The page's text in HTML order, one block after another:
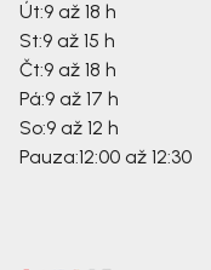
Út:9 až 18 h
St:9 až 15 h
Čt:9 až 18 h
Pá:9 až 17 h
So:9 až 12 h
Pauza:12:00 až 12:30